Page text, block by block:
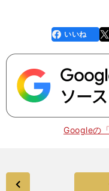
faceboo
k
いいね
Googleの